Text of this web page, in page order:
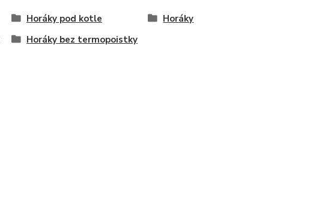
Horáky pod kotle
Horáky
Horáky bez termopoistky